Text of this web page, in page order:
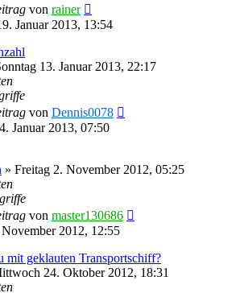
von rainer
Januar 2013, 13:54
13. Januar 2013, 22:17
von Dennis0078
Januar 2013, 07:50
» Freitag 2. November 2012, 05:25
von master130686
2012, 12:55
mit geklauten Transportschiff?
24. Oktober 2012, 18:31